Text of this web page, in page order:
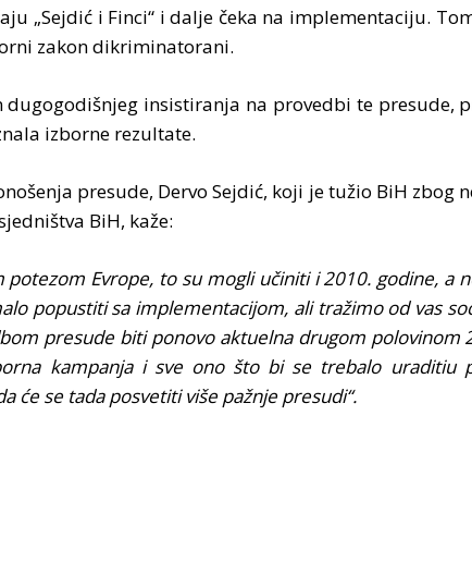
„Sejdić i Finci“ i dalje čeka na implementaciju.
zakon dikriminatorani.
dugogodišnjeg insistiranja na provedbi te presude,
izborne rezultate.
presude, Dervo Sejdić, koji je tužio BiH zbog
BiH, kaže:
potezom Evrope, to su mogli učiniti i 2010. godine, a
popustiti sa implementacijom, ali tražimo od vas
presude biti ponovo aktuelna drugom polovinom
kampanja i sve ono što bi se trebalo uraditiu
će se tada posvetiti više pažnje presudi“.